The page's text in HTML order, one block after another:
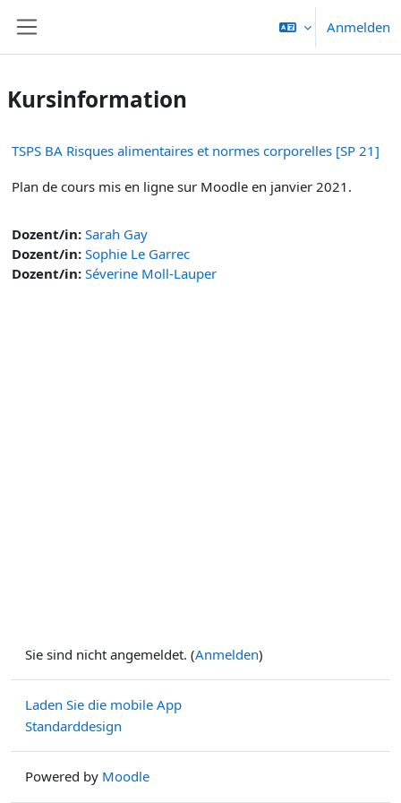
Anmelden
Kursinformation
TSPS BA Risques alimentaires et normes corporelles [SP 21]
Plan de cours mis en ligne sur Moodle en janvier 2021.
Dozent/in: Sarah Gay
Dozent/in: Sophie Le Garrec
Dozent/in: Séverine Moll-Lauper
Sie sind nicht angemeldet. (Anmelden)
Laden Sie die mobile App
Standarddesign
Powered by Moodle